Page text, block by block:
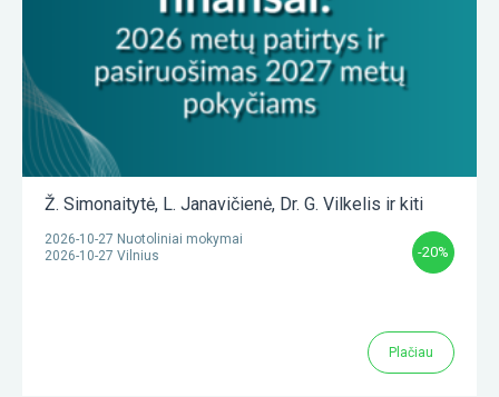
Ž. Simonaitytė, L. Janavičienė, Dr. G. Vilkelis ir kiti
2026-10-27 Nuotoliniai mokymai
2026-10-27 Vilnius
-20%
Plačiau